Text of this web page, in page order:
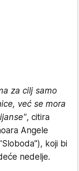
za cilj samo
već se mora
, citira
Angele
koji bi
nedelje.